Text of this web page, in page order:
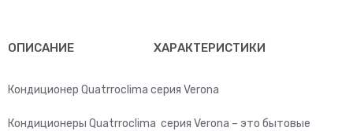
VE18WAE/QN-
ОПИСАНИЕ ХАРАКТЕРИСТИКИ
Кондиционер Quatrroclima серия Verona
Кондиционеры Quatrroclima серия Verona – это бытовые